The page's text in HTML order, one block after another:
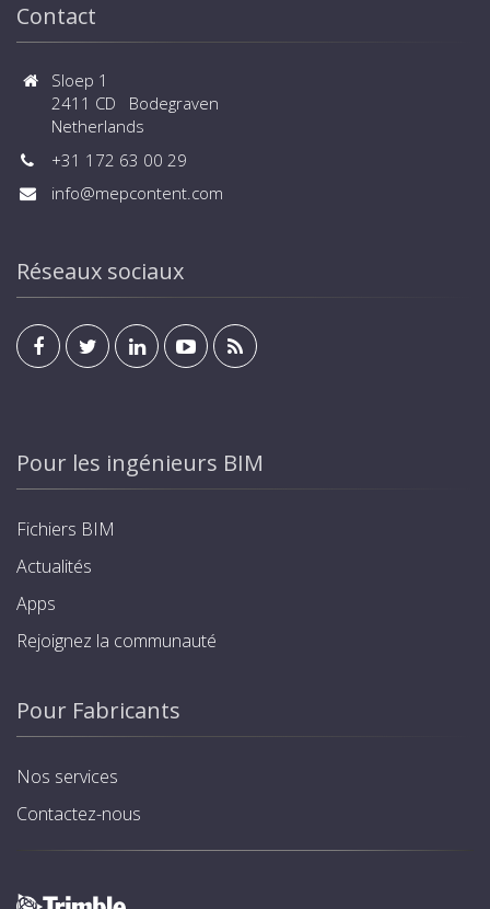
Contact
Sloep 1
2411 CD Bodegraven
Netherlands
+31 172 63 00 29
info@mepcontent.com
Réseaux sociaux
Pour les ingénieurs BIM
Fichiers BIM
Actualités
Apps
Rejoignez la communauté
Pour Fabricants
Nos services
Contactez-nous